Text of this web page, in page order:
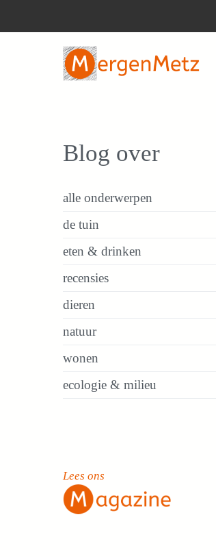
Blog over
alle onderwerpen
de tuin
eten & drinken
recensies
dieren
natuur
wonen
ecologie & milieu
Lees ons